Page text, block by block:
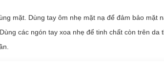
mặt. Dùng tay ôm nhẹ mặt nạ để đảm bảo mặt
các ngón tay xoa nhẹ để tinh chất còn trên da